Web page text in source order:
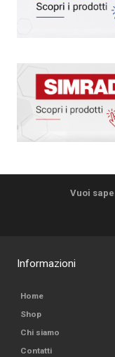
Vuoi
Informazioni
Home
Shop
Chi siamo
Contatti